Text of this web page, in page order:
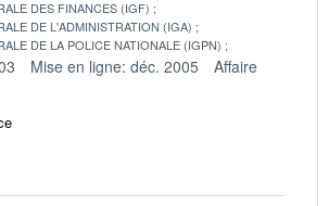
DES FINANCES (IGF)
DE L'ADMINISTRATION (IGA)
DE LA POLICE NATIONALE (IGPN)
Mise en ligne: déc. 2005
Affaire